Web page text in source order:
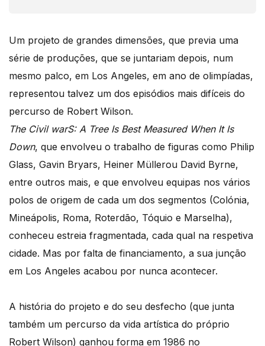
Um projeto de grandes dimensões, que previa uma
série de produções, que se juntariam depois, num
mesmo palco, em Los Angeles, em ano de olimpíadas,
representou talvez um dos episódios mais difíceis do
percurso de Robert Wilson.
The Civil warS: A Tree Is Best Measured When It Is
Down, que envolveu o trabalho de figuras como Philip
Glass, Gavin Bryars, Heiner Müllerou David Byrne,
entre outros mais, e que envolveu equipas nos vários
polos de origem de cada um dos segmentos (Colónia,
Mineápolis, Roma, Roterdão, Tóquio e Marselha),
conheceu estreia fragmentada, cada qual na respetiva
cidade. Mas por falta de financiamento, a sua junção
em Los Angeles acabou por nunca acontecer.
A história do projeto e do seu desfecho (que junta
também um percurso da vida artística do próprio
Robert Wilson) ganhou forma em 1986 no